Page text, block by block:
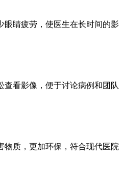
睛疲劳，使医生在长时间的影
看影像，便于讨论病例和团队
质，更加环保，符合现代医院